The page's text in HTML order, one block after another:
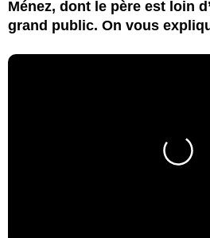
Ménez, dont le père est loin
grand public. On vous